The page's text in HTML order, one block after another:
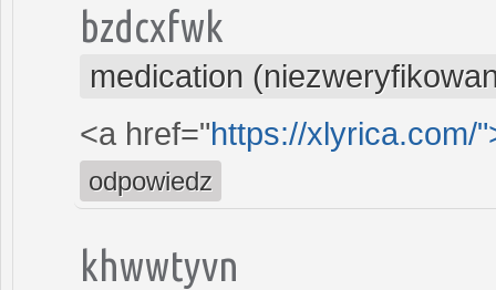
bzdcxfwk
medication
<a href="https://xlyrica.com/
odpowiedz
khwwtyvn